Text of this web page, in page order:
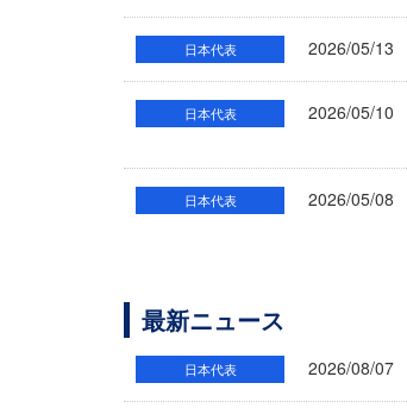
日本代表 2026/05/13
日本代表 2026/05/10
日本代表 2026/05/08
最新ニュース
日本代表 2026/08/07